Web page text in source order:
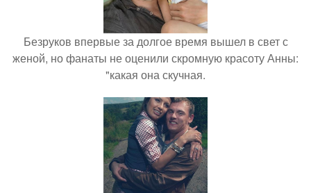
Безруков впервые за долгое время вышел в свет с
женой, но фанаты не оценили скромную красоту Анны:
"какая она скучная.